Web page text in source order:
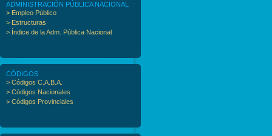
ADMINISTRACIÓN PÚBLICA NACIONAL
> Empleo Público
> Estructuras
> Índice de la Adm. Pública Nacional
CÓDIGOS
> Códigos C.A.B.A.
> Códigos Nacionales
> Códigos Provinciales